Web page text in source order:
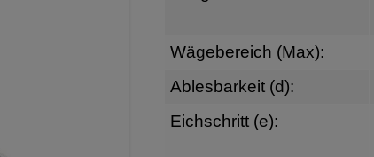
Wägebereich (Max):
Ablesbarkeit (d):
Eichschritt (e):